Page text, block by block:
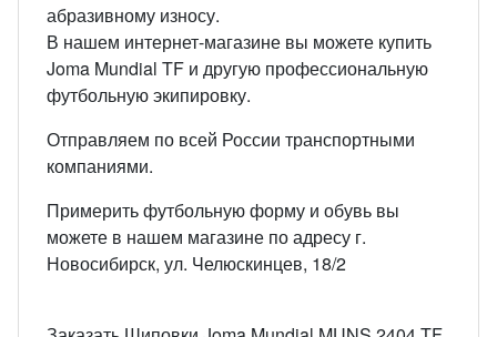
абразивному износу.
В нашем интернет-магазине вы можете купить
Joma Mundial TF и другую профессиональную
футбольную экипировку.
Отправляем по всей России транспортными
компаниями.
Примерить футбольную форму и обувь вы
можете в нашем магазине по адресу г.
Новосибирск, ул. Челюскинцев, 18/2